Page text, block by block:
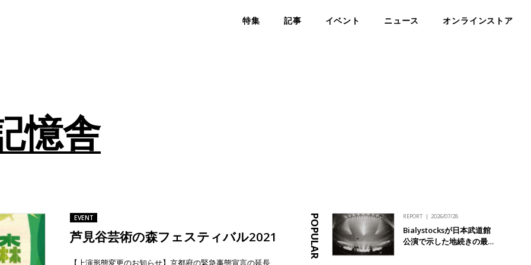
特集 記事 イベント ニュース オンラインストア
憶舎
EVENT
芦見谷芸術の森フェスティバル2021
【上演形態変更のお知らせ】京都府の緊急事態宣言の延長
POPULAR REPORT 2026/07/28
Bialystocksが日本武道館
公演で示した地続きの最…